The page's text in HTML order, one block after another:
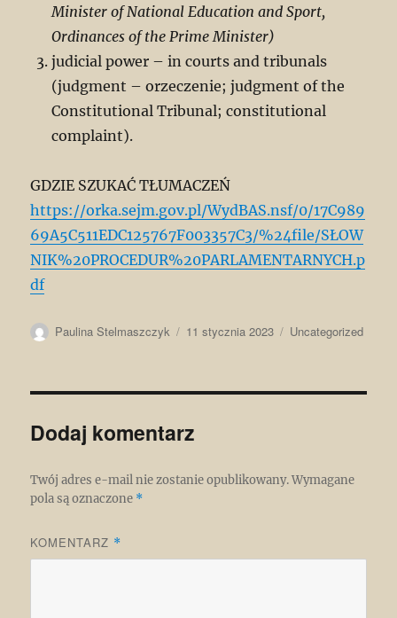
Minister of National Education and Sport,
Ordinances of the Prime Minister)
judicial power – in courts and tribunals
(judgment – orzeczenie; judgment of the
Constitutional Tribunal; constitutional
complaint).
GDZIE SZUKAĆ TŁUMACZEŃ
https://orka.sejm.gov.pl/WydBAS.nsf/0/17C989
69A5C511EDC125767F003357C3/%24file/SŁOW
NIK%20PROCEDUR%20PARLAMENTARNYCH.p
df
Autor
Paulina Stelmaszczyk
Data
11 stycznia 2023 Kategorie
Uncategorized
Dodaj komentarz
Twój adres e-mail nie zostanie opublikowany. Wymagane
pola są oznaczone *
KOMENTARZ *